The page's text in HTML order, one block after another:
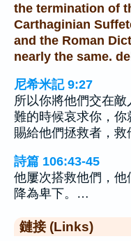
the termination of
Carthaginian
and the Roman
nearly the same.
尼希米記 9:27
所以你將他們交在
難的時候哀求你，
賜給他們拯救者，救
詩篇 106:43-45
他屢次搭救他們，
降為卑下。…
鏈接 (Links)